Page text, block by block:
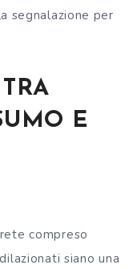
segnalazione per
E
compreso
siano una